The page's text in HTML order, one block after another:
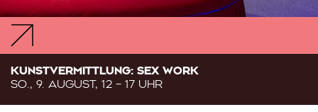
KUNSTVERMITTLUNG: SEX WORK
SO., 9. AUGUST, 12 – 17 UHR